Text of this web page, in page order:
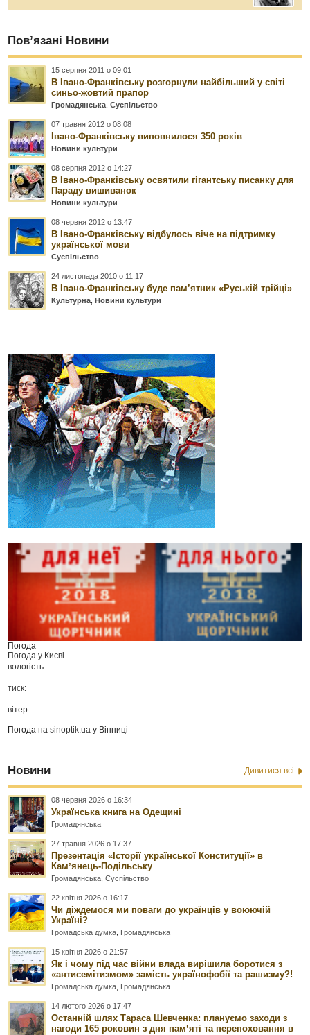
Пов’язані Новини
15 серпня 2011 о 09:01
В Івано-Франківську розгорнули найбільший у світі
синьо-жовтий прапор
Громадянська ,Суспільство
07 травня 2012 о 08:08
Івано-Франківську виповнилося 350 років
Новини культури
08 серпня 2012 о 14:27
В Івано-Франківську освятили гігантську писанку для
Параду вишиванок
Новини культури
08 червня 2012 о 13:47
В Івано-Франківську відбулось віче на підтримку
української мови
Суспільство
24 листопада 2010 о 11:17
В Івано-Франківську буде пам’ятник «Руській трійці»
Культурна ,Новини культури
Погода
Погода у Києві
вологість:
тиск:
вітер:
Погода наsinoptik.ua у Вінниці
Новини Дивитися всі
08 червня 2026 о 16:34
Українська книга на Одещині
Громадянська
27 травня 2026 о 17:37
Презентація «Історії української Конституції» в
Камʼянець-Подільську
Громадянська ,Суспільство
22 квітня 2026 о 16:17
Чи діждемося ми поваги до українців у воюючій
Україні?
Громадська думка Громадянська
15 квітня 2026 о 21:57
Як і чому під час війни влада вирішила боротися з
«антисемітизмом» замість українофобії та рашизму?!
Громадська думка Громадянська
14 лютого 2026 о 17:47
Останній шлях Тараса Шевченка: плануємо заходи з
нагоди 165 роковин з дня памʼяті та перепоховання в